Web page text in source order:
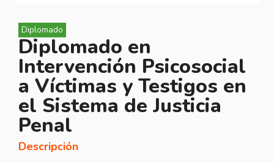
Diplomado
Diplomado en
Intervención Psicosocial
a Víctimas y Testigos en
el Sistema de Justicia
Penal
Descripción